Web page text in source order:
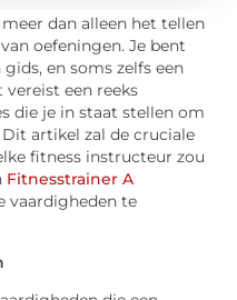
dan alleen het tellen
oefeningen. Je bent
en soms zelfs een
een reeks
die je in staat stellen om
artikel zal de cruciale
fitness instructeur zou
Fitnesstrainer A
vaardigheden te